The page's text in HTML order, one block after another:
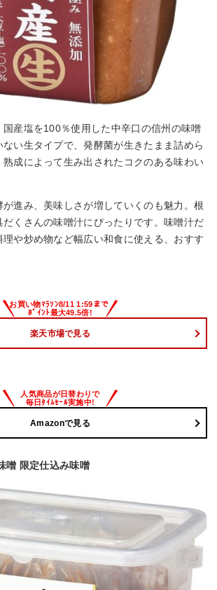
国産塩を100％使用した中辛口の信州の味噌
い生タイプで、発酵菌が生きたまま詰めら
成によって生み出されたコクのある味わい
進み、美味しさが増していくのも魅力。根
くさんの味噌汁にぴったりです。味噌汁だ
や炒め物など幅広い和食に使える、おすす
楽天市場で見る
Amazonで見る
噌 限定仕込み味噌